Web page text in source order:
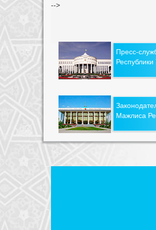
-->
Пресс-
Республики
Мажлиса